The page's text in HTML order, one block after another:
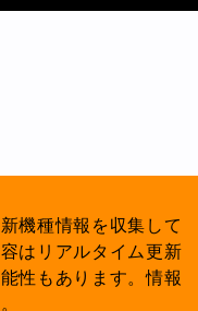
機種情報を収集して
はリアルタイム更新
性もあります。情報